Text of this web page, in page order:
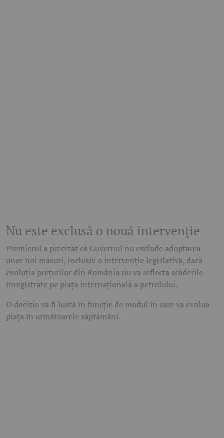
Nu este exclusă o nouă intervenție
Premierul a precizat că Guvernul nu exclude adoptarea
unor noi măsuri, inclusiv o intervenție legislativă, dacă
evoluția prețurilor din România nu va reflecta scăderile
înregistrate pe piața internațională a petrolului.
O decizie va fi luată în funcție de modul în care va evolua
piața în următoarele săptămâni.